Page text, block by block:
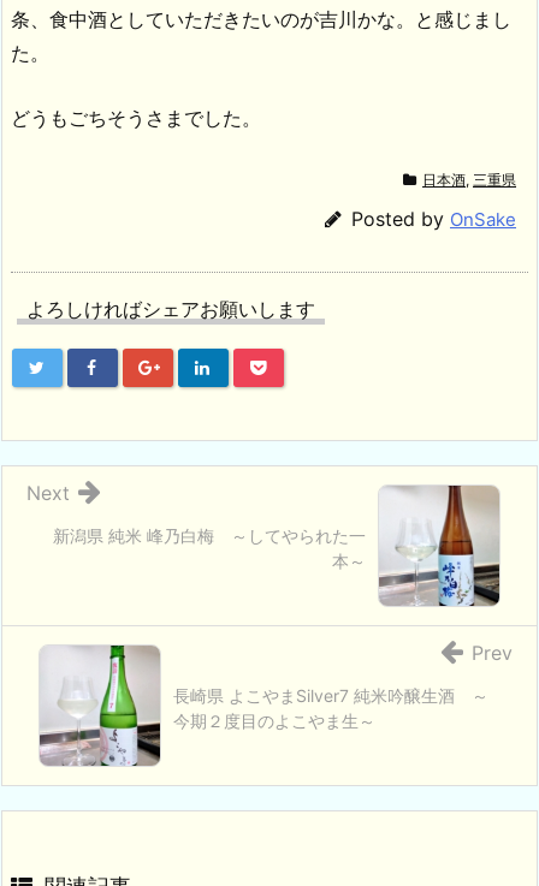
条、食中酒としていただきたいのが吉川かな。と感じまし
た。
どうもごちそうさまでした。
日本酒, 三重県
Posted by OnSake
よろしければシェアお願いします
新潟県 純米 峰乃白梅 ～してやられた一
本～
Next
長崎県 よこやまSilver7 純米吟醸生酒 ～
今期２度目のよこやま生～
Prev